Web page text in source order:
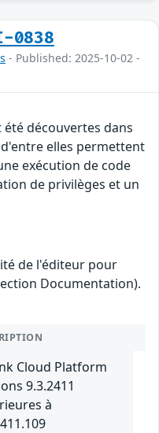
0838
- Published: 2025-10-02 -
découvertes dans
elles permettent
exécution de code
de privilèges et un
de l'éditeur pour
Documentation).
Cloud Platform
9.3.2411
à